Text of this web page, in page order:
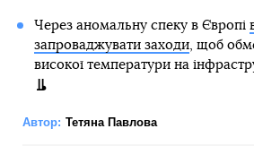
Через аномальну спеку в Європі
запроваджувати заходи, щоб
високої температури на
Автор: Тетяна Павлова